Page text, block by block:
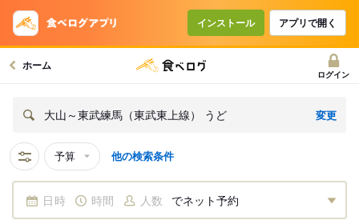
インストール アプリで開く
ホーム
ログイン
大山～東武練馬（東武東上線） うど 変更
予算 他の検索条件
日時 時間 人数 でネット予約